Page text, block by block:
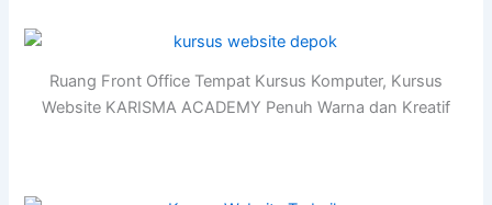
Ruang Front Office Tempat Kursus Komputer, Kursus
Website KARISMA ACADEMY Penuh Warna dan Kreatif